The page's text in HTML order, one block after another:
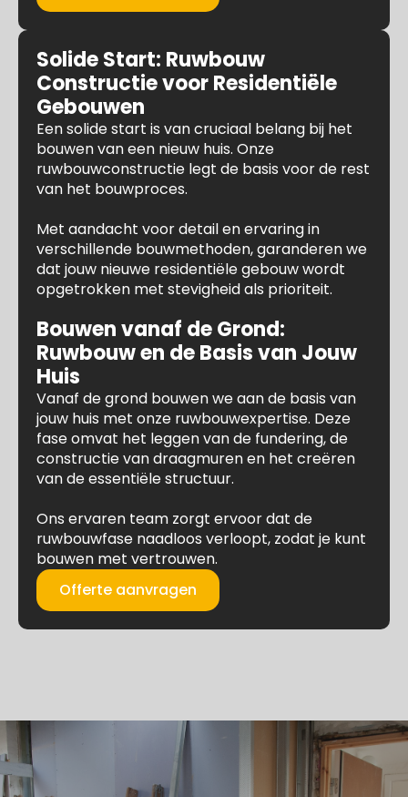
Solide Start: Ruwbouw
Constructie voor Residentiële
Gebouwen
Een solide start is van cruciaal belang bij het
bouwen van een nieuw huis. Onze
ruwbouwconstructie legt de basis voor de rest
van het bouwproces.
Met aandacht voor detail en ervaring in
verschillende bouwmethoden, garanderen we
dat jouw nieuwe residentiële gebouw wordt
opgetrokken met stevigheid als prioriteit.
Bouwen vanaf de Grond:
Ruwbouw en de Basis van Jouw
Huis
Vanaf de grond bouwen we aan de basis van
jouw huis met onze ruwbouwexpertise. Deze
fase omvat het leggen van de fundering, de
constructie van draagmuren en het creëren
van de essentiële structuur.
Ons ervaren team zorgt ervoor dat de
ruwbouwfase naadloos verloopt, zodat je kunt
bouwen met vertrouwen.
Offerte aanvragen